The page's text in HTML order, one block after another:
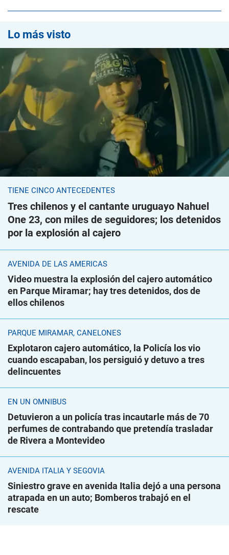
Lo más visto
TIENE CINCO ANTECEDENTES
Tres chilenos y el cantante uruguayo Nahuel
One 23, con miles de seguidores; los detenidos
por la explosión al cajero
AVENIDA DE LAS AMÉRICAS
Video muestra la explosión del cajero automático
en Parque Miramar; hay tres detenidos, dos de
ellos chilenos
PARQUE MIRAMAR, CANELONES
Explotaron cajero automático, la Policía los vio
cuando escapaban, los persiguió y detuvo a tres
delincuentes
EN UN ÓMNIBUS
Detuvieron a un policía tras incautarle más de 70
perfumes de contrabando que pretendía trasladar
de Rivera a Montevideo
AVENIDA ITALIA Y SEGOVIA
Siniestro grave en avenida Italia dejó a una persona
atrapada en un auto; Bomberos trabajó en el
rescate